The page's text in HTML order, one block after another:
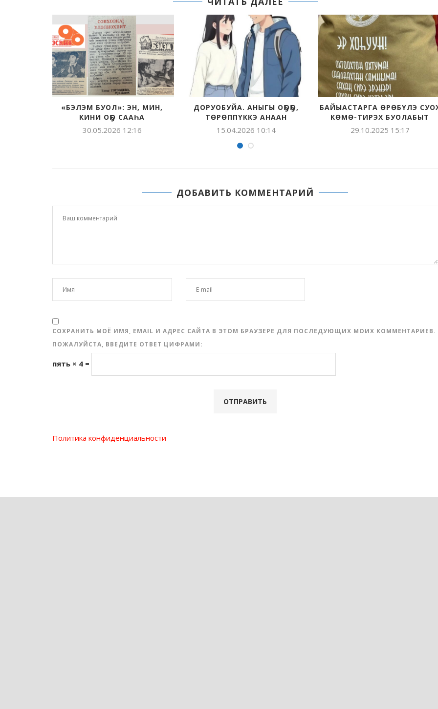
ӨРӨБҮЛЭ СУОХ
ТИРЭХ БУОЛАБЫТ
УЛАХАН ОЛОХ СУОЛУГАР
ҮКТЭНЭЭРИ ТУРАН
ВЫПУСКНИКТАР АКАЦИЯ
ОЛОТТУЛАР
ТИҺЭХ
ДОБАВИТЬ КОММЕНТАРИЙ
СОХРАНИТЬ МОЁ ИМЯ, EMAIL И АДРЕС САЙТА В ЭТОМ БРАУЗЕРЕ ДЛЯ ПОСЛЕДУЮЩИХ МОИХ КОММЕНТАРИЕВ.
ПОЖАЛУЙСТА, ВВЕДИТЕ ОТВЕТ ЦИФРАМИ:
пять × 4 =
Политика конфиденциальности